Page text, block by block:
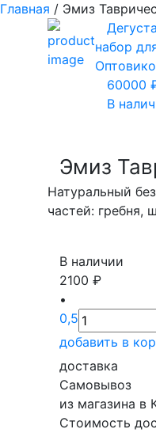
Главная / Эмиз
набор
60000
В
Эмиз
Натуральный
частей: гребня,
В наличии
2100 ₽
•
0,5
добавить в
доставка
Самовывоз
из магазина в
Стоимость